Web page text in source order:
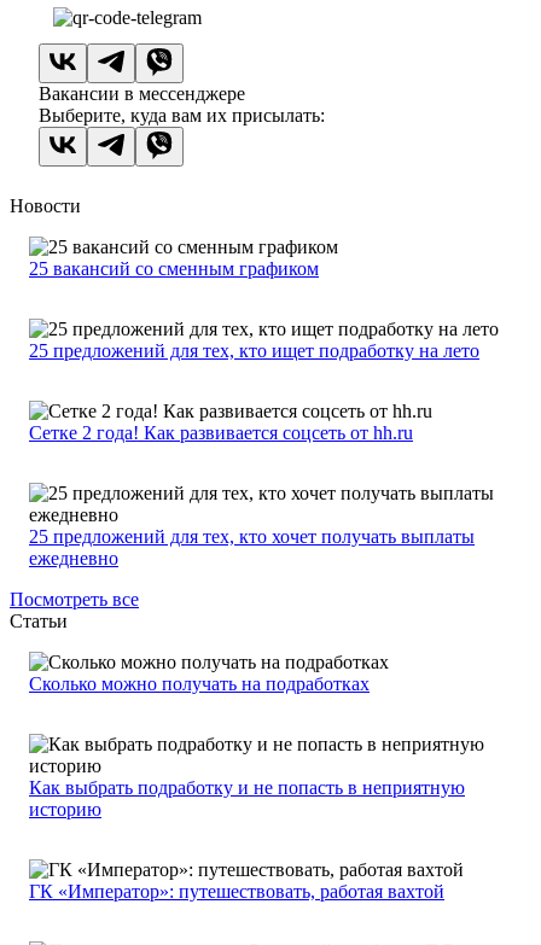
Вакансии в мессенджере
Выберите, куда вам их присылать:
Новости
25 вакансий со сменным графиком
25 предложений для тех, кто ищет подработку на лето
Сетке 2 года! Как развивается соцсеть от hh.ru
25 предложений для тех, кто хочет получать выплаты
ежедневно
Посмотреть все
Статьи
Сколько можно получать на подработках
Как выбрать подработку и не попасть в неприятную
историю
ГК «Император»: путешествовать, работая вахтой